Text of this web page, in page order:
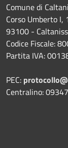
Comune di
Corso Umberto I,
93100 -
Codice Fiscale:
Partita IVA:
PEC:
Centralino: